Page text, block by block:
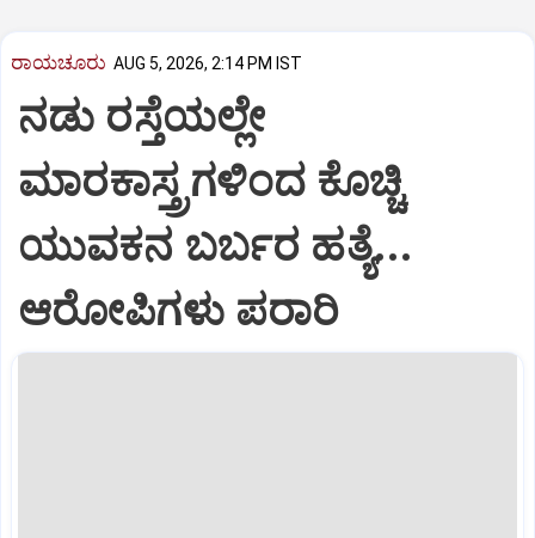
ರಾಯಚೂರು AUG 5, 2026, 2:14 PM IST
ನಡು ರಸ್ತೆಯಲ್ಲೇ
ಮಾರಕಾಸ್ತ್ರಗಳಿಂದ ಕೊಚ್ಚಿ
ಯುವಕನ ಬರ್ಬರ ಹತ್ಯೆ...
ಆರೋಪಿಗಳು ಪರಾರಿ